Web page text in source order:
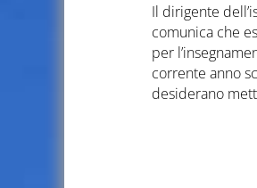
Il dirigente
comunica che
per
corrente anno
desiderano